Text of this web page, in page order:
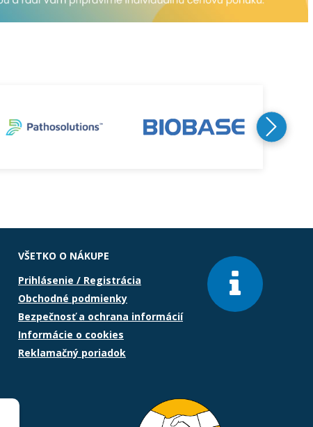
VŠETKO O NÁKUPE
Prihlásenie / Registrácia
Obchodné podmienky
Bezpečnosť a ochrana informácií
Informácie o cookies
Reklamačný poriadok